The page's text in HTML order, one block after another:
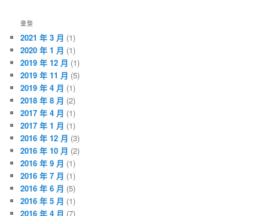
彙整
2021 年 3 月 (1)
2020 年 1 月 (1)
2019 年 12 月 (1)
2019 年 11 月 (5)
2019 年 4 月 (1)
2018 年 8 月 (2)
2017 年 4 月 (1)
2017 年 1 月 (1)
2016 年 12 月 (3)
2016 年 10 月 (2)
2016 年 9 月 (1)
2016 年 7 月 (1)
2016 年 6 月 (5)
2016 年 5 月 (1)
2016 年 4 月 (7)